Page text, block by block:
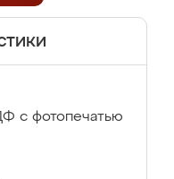
с фотопечатью